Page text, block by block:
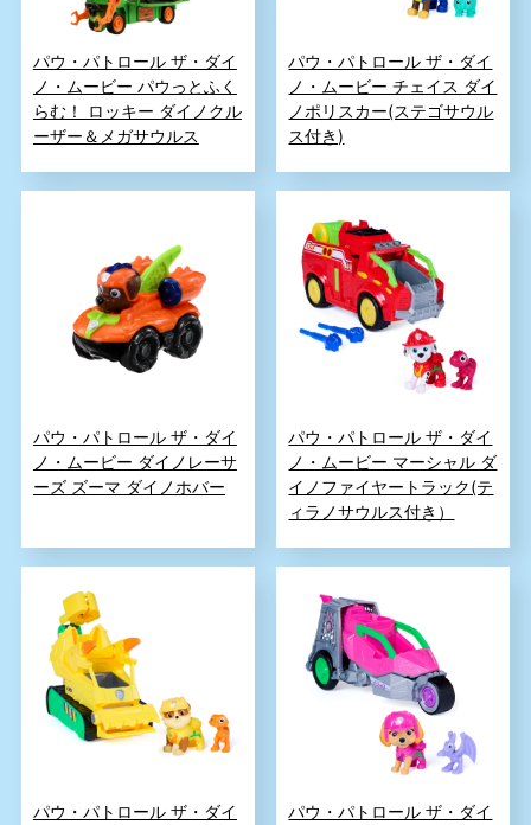
パウ・パトロール ザ・ダイ
ノ・ムービー パウっとふく
らむ！ ロッキー ダイノクル
ーザー＆メガサウルス
パウ・パトロール ザ・ダイ
ノ・ムービー チェイス ダイ
ノポリスカー(ステゴサウル
ス付き)
パウ・パトロール ザ・ダイ
ノ・ムービー ダイノレーサ
ーズ ズーマ ダイノホバー
パウ・パトロール ザ・ダイ
ノ・ムービー マーシャル ダ
イノファイヤートラック(テ
ィラノサウルス付き）
パウ・パトロール ザ・ダイ
パウ・パトロール ザ・ダイ